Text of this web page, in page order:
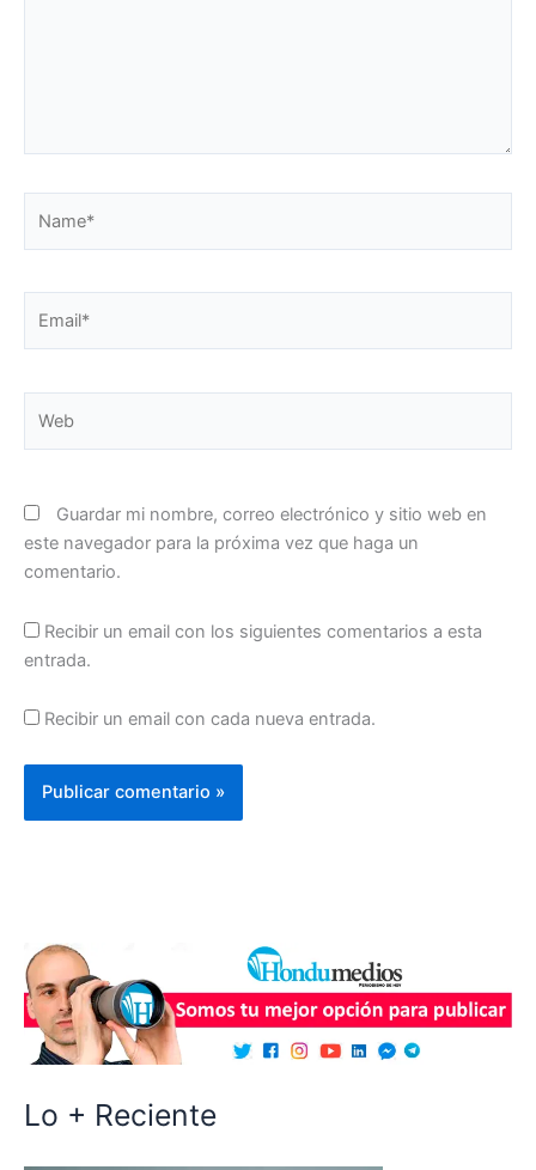
Guardar mi nombre, correo electrónico y sitio web en
este navegador para la próxima vez que haga un
comentario.
Recibir un email con los siguientes comentarios a esta
entrada.
Recibir un email con cada nueva entrada.
Lo + Reciente